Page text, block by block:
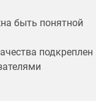
быть понятной
подкреплен